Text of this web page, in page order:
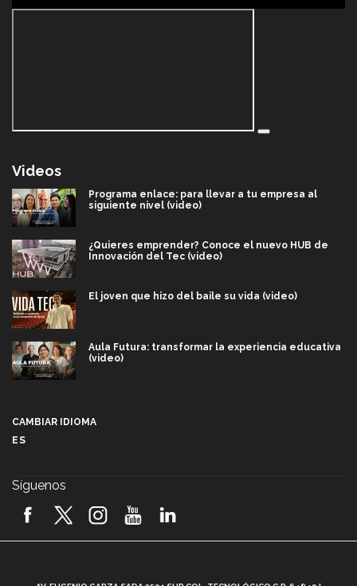
Videos
Programa enlace: para llevar a tu empresa al
siguiente nivel (video)
¿Quieres emprender? Conoce el nuevo HUB de
Innovación del Tec (video)
El joven que hizo del baile su vida (video)
Aula Futura: transformar la experiencia educativa
(video)
2026! (video)
CAMBIAR IDIOMA
ES
Síguenos